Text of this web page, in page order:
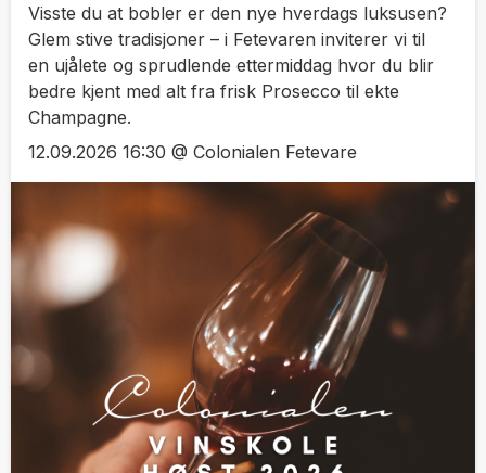
Visste du at bobler er den nye hverdags luksusen?
Glem stive tradisjoner – i Fetevaren inviterer vi til
en ujålete og sprudlende ettermiddag hvor du blir
bedre kjent med alt fra frisk Prosecco til ekte
Champagne.
12.09.2026 16:30 @ Colonialen Fetevare